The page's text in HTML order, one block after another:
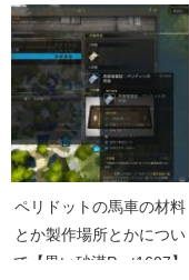
りしてみた【黒い砂漠
Part3617】
ペリドットの馬車の材料
とか製作場所とかについ
て【黒い砂漠Part1607】